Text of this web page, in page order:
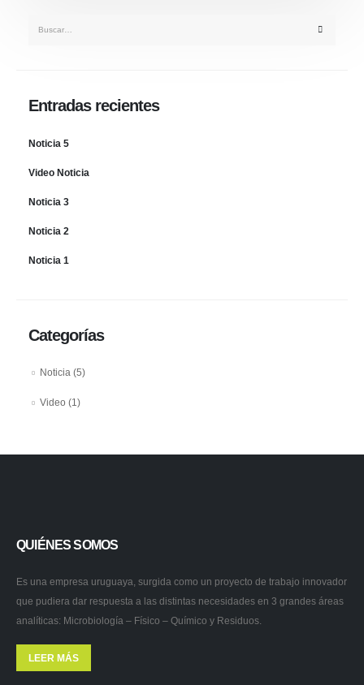
Entradas recientes
Noticia 5
Video Noticia
Noticia 3
Noticia 2
Noticia 1
Categorías
Noticia (5)
Video (1)
QUIÉNES SOMOS
Es una empresa uruguaya, surgida como un proyecto de trabajo innovador
que pudiera dar respuesta a las distintas necesidades en 3 grandes áreas
analíticas: Microbiología – Físico – Químico y Residuos.
LEER MÁS